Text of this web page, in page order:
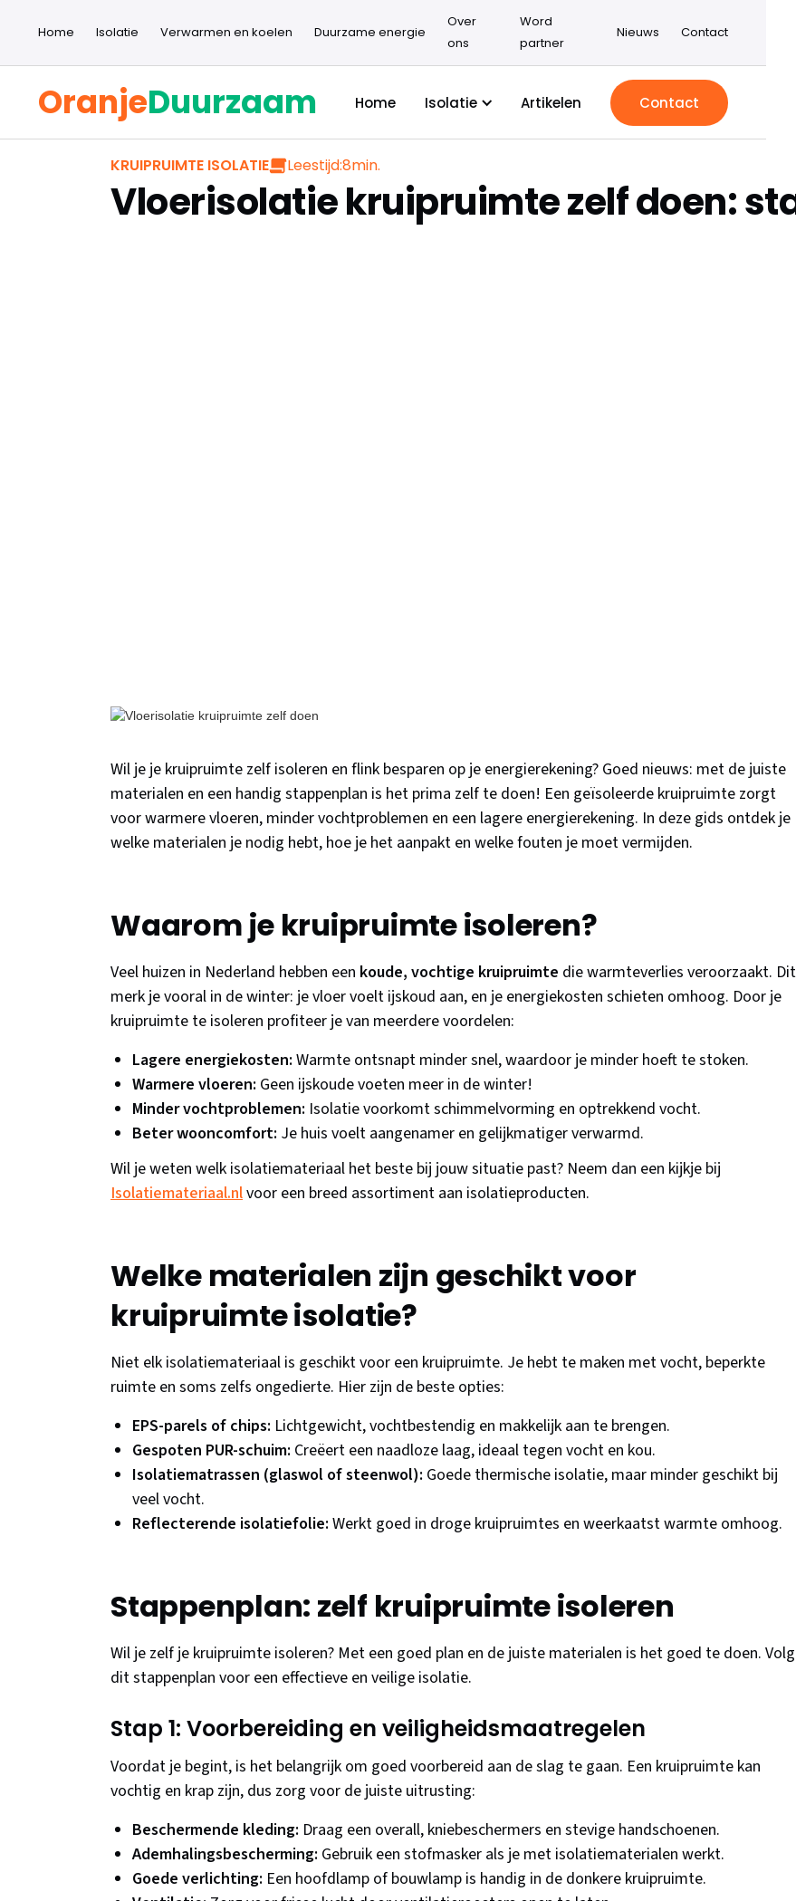
Home Isolatie Verwarmen en koelen Duurzame energie
Over
ons
Word
partner
Nieuws Contact
OranjeDuurzaam Home Isolatie Artikelen Contact
KRUIPRUIMTE ISOLATIE Leestijd:8min.
Vloerisolatie kruipruimte zelf doen:
Wil je je kruipruimte zelf isoleren en flink besparen op je energierekening? Goed nieuws: met de juiste
materialen en een handig stappenplan is het prima zelf te doen! Een geïsoleerde kruipruimte zorgt
voor warmere vloeren, minder vochtproblemen en een lagere energierekening. In deze gids ontdek je
welke materialen je nodig hebt, hoe je het aanpakt en welke fouten je moet vermijden.
Waarom je kruipruimte isoleren?
Veel huizen in Nederland hebben een koude, vochtige kruipruimte die warmteverlies veroorzaakt. Dit
merk je vooral in de winter: je vloer voelt ijskoud aan, en je energiekosten schieten omhoog. Door je
kruipruimte te isoleren profiteer je van meerdere voordelen:
Lagere energiekosten: Warmte ontsnapt minder snel, waardoor je minder hoeft te stoken.
Warmere vloeren: Geen ijskoude voeten meer in de winter!
Minder vochtproblemen: Isolatie voorkomt schimmelvorming en optrekkend vocht.
Beter wooncomfort: Je huis voelt aangenamer en gelijkmatiger verwarmd.
Wil je weten welk isolatiemateriaal het beste bij jouw situatie past? Neem dan een kijkje bij
Isolatiemateriaal.nlvoor een breed assortiment aan isolatieproducten.
Welke materialen zijn geschikt voor
kruipruimte isolatie?
Niet elk isolatiemateriaal is geschikt voor een kruipruimte. Je hebt te maken met vocht, beperkte
ruimte en soms zelfs ongedierte. Hier zijn de beste opties:
EPS-parels of chips: Lichtgewicht, vochtbestendig en makkelijk aan te brengen.
Gespoten PUR-schuim: Creëert een naadloze laag, ideaal tegen vocht en kou.
Isolatiematrassen (glaswol of steenwol): Goede thermische isolatie, maar minder geschikt bij
veel vocht.
Reflecterende isolatiefolie: Werkt goed in droge kruipruimtes en weerkaatst warmte omhoog.
Stappenplan: zelf kruipruimte isoleren
Wil je zelf je kruipruimte isoleren? Met een goed plan en de juiste materialen is het goed te doen. Volg
dit stappenplan voor een effectieve en veilige isolatie.
Stap 1: Voorbereiding en veiligheidsmaatregelen
Voordat je begint, is het belangrijk om goed voorbereid aan de slag te gaan. Een kruipruimte kan
vochtig en krap zijn, dus zorg voor de juiste uitrusting:
Beschermende kleding: Draag een overall, kniebeschermers en stevige handschoenen.
Ademhalingsbescherming: Gebruik een stofmasker als je met isolatiematerialen werkt.
Goede verlichting: Een hoofdlamp of bouwlamp is handig in de donkere kruipruimte.